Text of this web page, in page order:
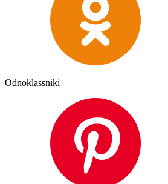
Odnoklassniki